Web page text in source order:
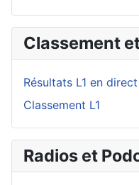
Classement
Résultats L1 en direct
Classement L1
Radios et